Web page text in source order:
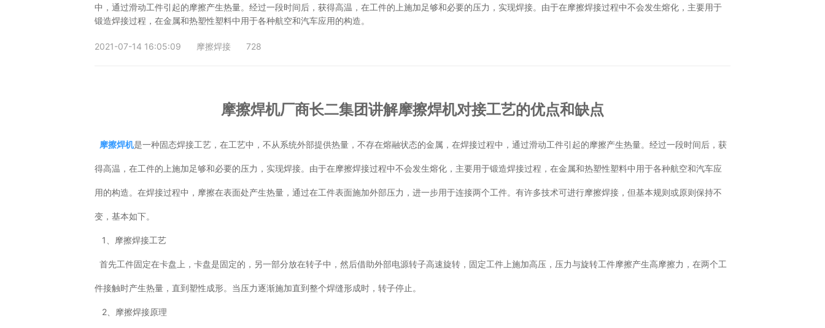
中，通过滑动工件引起的摩擦产生热量。经过一段时间后，获得高温，在工件的上施加足够和必要的压力，实现焊接。由于在摩擦焊接过程中不会发生熔化，主要用于
锻造焊接过程，在金属和热塑性塑料中用于各种航空和汽车应用的构造。
2021-07-14 16:05:09 摩擦焊接 728
摩擦焊机厂商长二集团讲解摩擦焊机对接工艺的优点和缺点
摩擦焊机是一种固态焊接工艺，在工艺中，不从系统外部提供热量，不存在熔融状态的金属，在焊接过程中，通过滑动工件引起的摩擦产生热量。经过一段时间后，获
得高温，在工件的上施加足够和必要的压力，实现焊接。由于在摩擦焊接过程中不会发生熔化，主要用于锻造焊接过程，在金属和热塑性塑料中用于各种航空和汽车应
用的构造。在焊接过程中，摩擦在表面处产生热量，通过在工件表面施加外部压力，进一步用于连接两个工件。有许多技术可进行摩擦焊接，但基本规则或原则保持不
变，基本如下。
1、摩擦焊接工艺
首先工件固定在卡盘上，卡盘是固定的，另一部分放在转子中，然后借助外部电源转子高速旋转，固定工件上施加高压，压力与旋转工件摩擦产生高摩擦力，在两个工
件接触时产生热量，直到塑性成形。当压力逐渐施加直到整个焊缝形成时，转子停止。
2、摩擦焊接原理